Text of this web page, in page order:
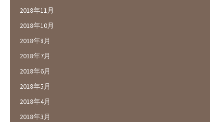
2018年11月
2018年10月
2018年8月
2018年7月
2018年6月
2018年5月
2018年4月
2018年3月